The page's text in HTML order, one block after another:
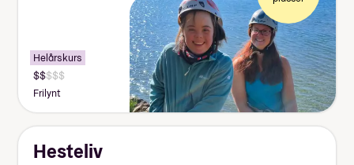
Helårskurs
Pris:
125
000-
140
000
kr
Frilynt
Hesteliv